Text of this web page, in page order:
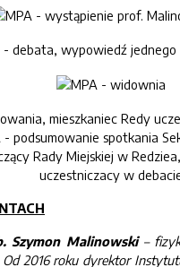
Szymon Malinowski– fizyk
Od 2016 roku dyrektor